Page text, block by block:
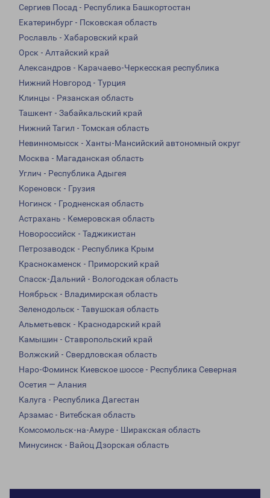
Сергиев Посад - Республика Башкортостан
Екатеринбург - Псковская область
Рославль - Хабаровский край
Орск - Алтайский край
Александров - Карачаево-Черкесская республика
Нижний Новгород - Турция
Клинцы - Рязанская область
Ташкент - Забайкальский край
Нижний Тагил - Томская область
Невинномысск - Ханты-Мансийский автономный округ
Москва - Магаданская область
Углич - Республика Адыгея
Кореновск - Грузия
Ногинск - Гродненская область
Астрахань - Кемеровская область
Новороссийск - Таджикистан
Петрозаводск - Республика Крым
Краснокаменск - Приморский край
Спасск-Дальний - Вологодская область
Ноябрьск - Владимирская область
Зеленодольск - Тавушская область
Альметьевск - Краснодарский край
Камышин - Ставропольский край
Волжский - Свердловская область
Наро-Фоминск Киевское шоссе - Республика Северная
Осетия — Алания
Калуга - Республика Дагестан
Арзамас - Витебская область
Комсомольск-на-Амуре - Ширакская область
Минусинск - Вайоц Дзорская область